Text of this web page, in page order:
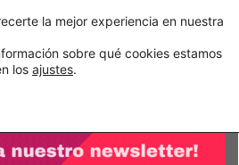
Nueva Ley Aduanera eleva el costo de los errores documentales
de México (Cervantes Saavedra). En
Divisiones y las Unidades de Negocio así
la mejor experiencia en nuestra
sobre qué cookies estamos
los ajustes.